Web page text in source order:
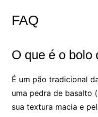
FAQ
O que é o bolo
É um pão tradicional
uma pedra de basalto
sua textura macia e